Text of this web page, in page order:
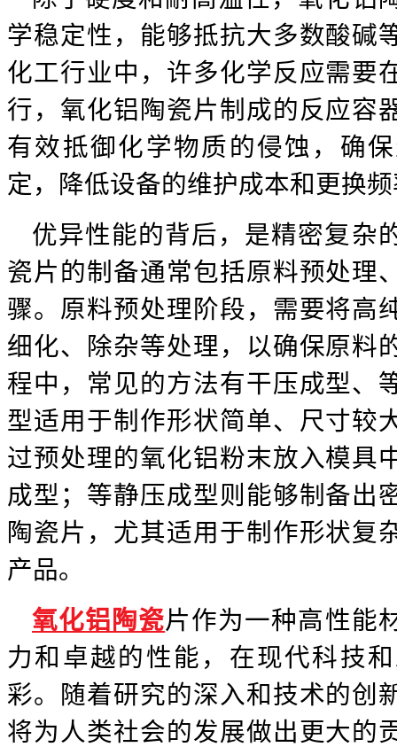
学稳定性，能够抵抗大多数酸碱
化工行业中，许多化学反应需要
行，氧化铝陶瓷片制成的反应容
有效抵御化学物质的侵蚀，确
定，降低设备的维护成本和更换
优异性能的背后，是精密复杂
瓷片的制备通常包括原料预处理
骤。原料预处理阶段，需要将高
细化、除杂等处理，以确保原料
程中，常见的方法有干压成型、
型适用于制作形状简单、尺寸较
过预处理的氧化铝粉末放入模具
成型；等静压成型则能够制备出
陶瓷片，尤其适用于制作形状复
产品。
氧化铝陶瓷片作为一种高性能
力和卓越的性能，在现代科技
彩。随着研究的深入和技术的创
将为人类社会的发展做出更大的